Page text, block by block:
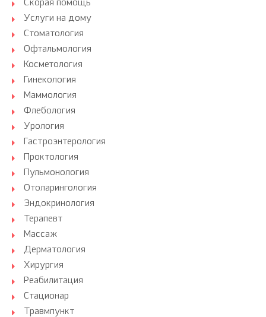
Скорая помощь
Услуги на дому
Стоматология
Офтальмология
Косметология
Гинекология
Маммология
Флебология
Урология
Гастроэнтерология
Проктология
Пульмонология
Отоларингология
Эндокринология
Терапевт
Массаж
Дерматология
Хирургия
Реабилитация
Стационар
Травмпункт